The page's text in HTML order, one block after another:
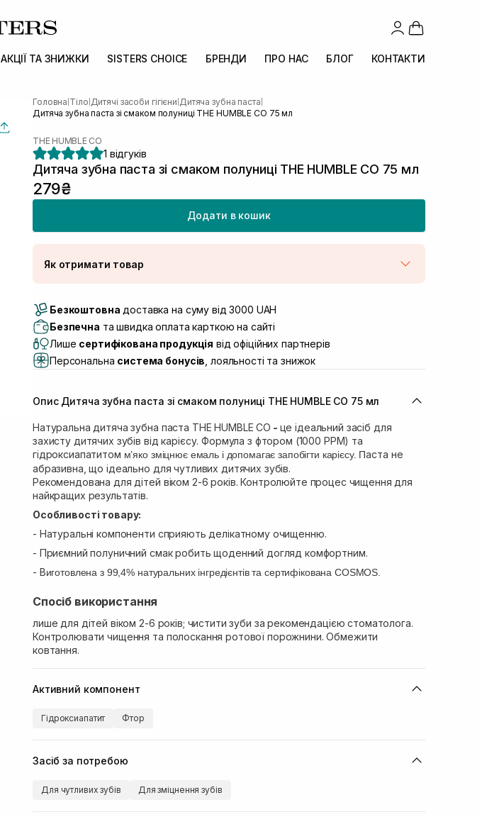
АКЦІЇ ТА ЗНИЖКИ SISTERS CHOICE БРЕНДИ ПРО НАС БЛОГ КОНТАКТИ
Головна Тіло Дитячі засоби гігієни Дитяча зубна паста
Дитяча зубна паста зі смаком полуниці THE HUMBLE CO 75 мл
THE HUMBLE CO
1 відгуків
Дитяча зубна паста зі смаком полуниці THE HUMBLE CO 75 мл
279₴
Додати в кошик
Як отримати товар
Самовивіз м. Луцьк, вул. Винниченка 4
Самовивіз м. Львів, вул. Академіка Підстригача, 1В
(Duck’s Lake)
Самовивіз м. Львів, вул. Івана Франка 36
Самовивіз м. Львів, вул. Степана Бандери 45 Немає в наявності!
Самовивіз м. Рівне, вул. Кулика і Гудачека 23 (ТЦ Екватор) В наявності
Безкоштовна доставка на суму від 3000 UAH
Безпечна та швидка оплата карткою на сайті
Лише сертифікована продукція від офіційних партнерів
Персональна система бонусів , лояльності та знижок
Опис Дитяча зубна паста зі смаком полуниці THE HUMBLE CO 75 мл
Натуральна дитяча зубна паста THE HUMBLE CO - це ідеальний засіб для
захисту дитячих зубів від карієсу. Формула з фтором (1000 PPM) та
гідроксиапатитом м’яко зміцнює емаль і допомагає запобігти карієсу. Паста не
абразивна, що ідеально для чутливих дитячих зубів.
Рекомендована для дітей віком 2-6 років. Контролюйте процес чищення для
найкращих результатів.
Особливості товару:
- Натуральні компоненти сприяють делікатному очищенню.
- Приємний полуничний смак робить щоденний догляд комфортним.
- Виготовлена з 99,4% натуральних інгредієнтів та сертифікована COSMOS.
Спосіб використання
лише для дітей віком 2-6 років; чистити зуби за рекомендацією стоматолога.
Контролювати чищення та полоскання ротової порожнини. Обмежити
ковтання.
Активний компонент
Гідроксиапатит Фтор
Засіб за потребою
Для чутливих зубів Для зміцнення зубів